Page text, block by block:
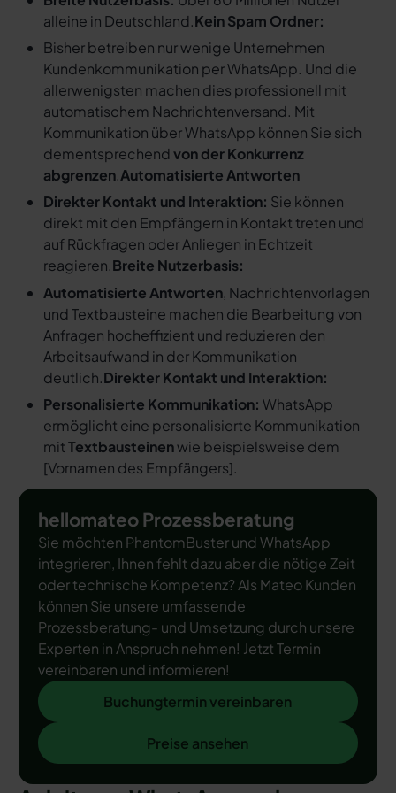
alleine in Deutschland.Kein Spam Ordner:
Bisher betreiben nur wenige Unternehmen
Kundenkommunikation per WhatsApp. Und die
allerwenigsten machen dies professionell mit
automatischem Nachrichtenversand. Mit
Kommunikation über WhatsApp können Sie sich
dementsprechendvon der Konkurrenz
abgrenzen.Automatisierte Antworten
Direkter Kontakt und Interaktion: Sie können
direkt mit den Empfängern in Kontakt treten und
auf Rückfragen oder Anliegen in Echtzeit
reagieren.Breite Nutzerbasis:
Automatisierte Antworten, Nachrichtenvorlagen
und Textbausteine machen die Bearbeitung von
Anfragen hocheffizient und reduzieren den
Arbeitsaufwand in der Kommunikation
deutlich.Direkter Kontakt und Interaktion:
Personalisierte Kommunikation: WhatsApp
ermöglicht eine personalisierte Kommunikation
mitTextbausteinenwie beispielsweise dem
[Vornamen des Empfängers].
hellomateo Prozessberatung
Sie möchten PhantomBuster und WhatsApp
integrieren, Ihnen fehlt dazu aber die nötige Zeit
oder technische Kompetenz? Als Mateo Kunden
können Sie unsere umfassende
Prozessberatung- und Umsetzung durch unsere
Experten in Anspruch nehmen! Jetzt Termin
vereinbaren und informieren!
Buchungtermin vereinbaren
Buchungtermin vereinbaren
Preise ansehen
Preise ansehen